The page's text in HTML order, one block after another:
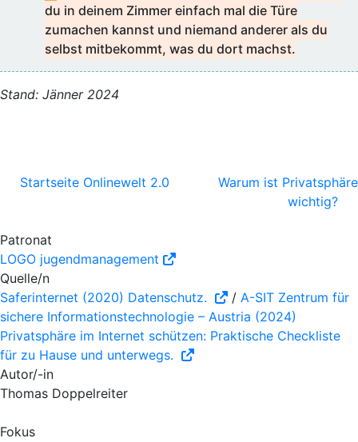
du in deinem Zimmer einfach mal die Türe
zumachen kannst und niemand anderer als du
selbst mitbekommt, was du dort machst.
Stand: Jänner 2024
Startseite Onlinewelt 2.0
Warum ist Privatsphäre
wichtig?
Patronat
LOGO jugendmanagement
Quelle/n
Saferinternet (2020) Datenschutz.
/ A-SIT Zentrum für
sichere Informationstechnologie – Austria (2024)
Privatsphäre im Internet schützen: Praktische Checkliste
für zu Hause und unterwegs.
Autor/-in
Thomas Doppelreiter
Fokus